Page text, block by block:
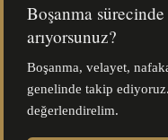
Boşanma
arıyorsunuz?
Boşanma, velayet,
genelinde takip
değerlendirelim.